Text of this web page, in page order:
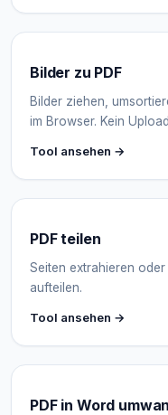
Bilder zu PDF
Bilder ziehen,
im Browser. Kein
Tool ansehen →
PDF teilen
Seiten extrahieren
aufteilen.
Tool ansehen →
PDF in Word